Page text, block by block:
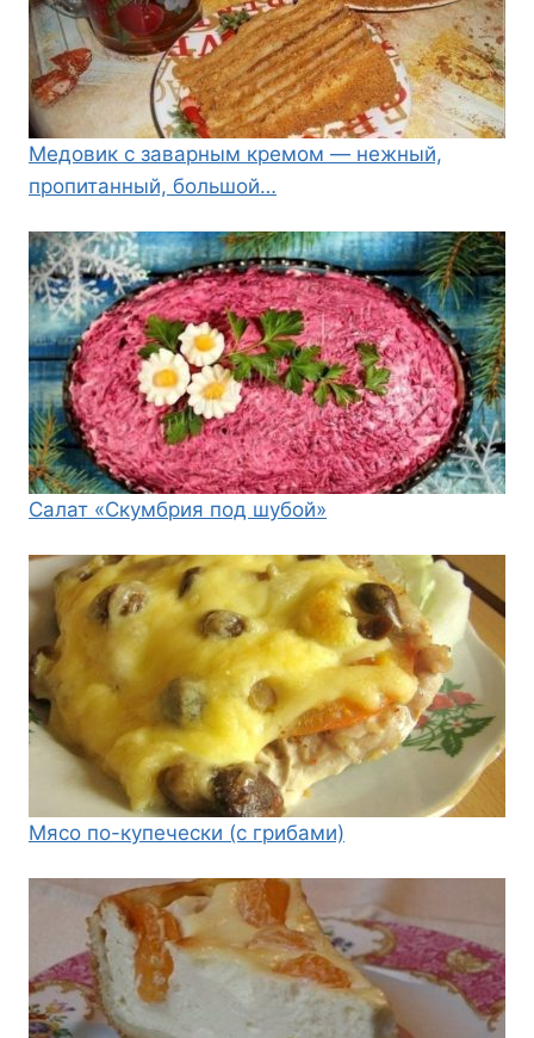
Медовик с заварным кремом — нежный,
пропитанный, большой…
Салат «Скумбрия под шубой»
Мясо по-купечески (с грибами)